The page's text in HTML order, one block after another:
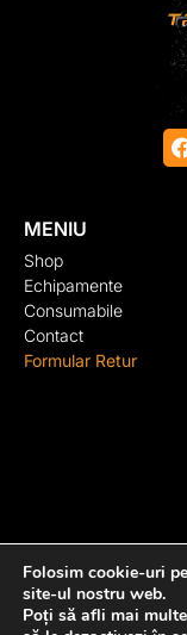
MENIU
Shop
Echipamente
Consumabile
Contact
Formular Retur
CONTACT
Adresa:Str.
+40 722 329 274
Folosim cookie-uri
site-ul nostru web.
Poți să afli mai